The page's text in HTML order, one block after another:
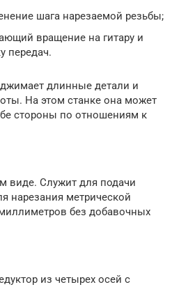
шага нарезаемой резьбы;
вращение на гитару и
передач.
длинные детали и
На этом станке она может
стороны по отношениям к
виде. Служит для подачи
нарезания метрической
без добавочных
из четырех осей с